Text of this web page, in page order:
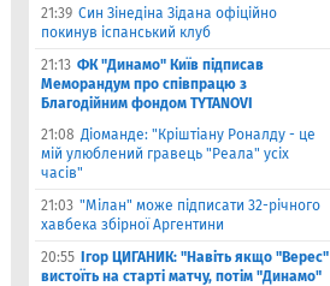
21:39 Син Зінедіна Зідана офіційно
покинув іспанський клуб
21:13 ФК "Динамо" Київ підписав
Меморандум про співпрацю з
Благодійним фондом TYTANOVI
21:08 Діоманде: "Кріштіану Роналду - це
мій улюблений гравець "Реала" усіх
часів"
21:03 "Мілан" може підписати 32-річного
хавбека збірної Аргентини
20:55
Ігор ЦИГАНИК: "Навіть якщо "Верес"
вистоїть на старті матчу, потім "Динамо"